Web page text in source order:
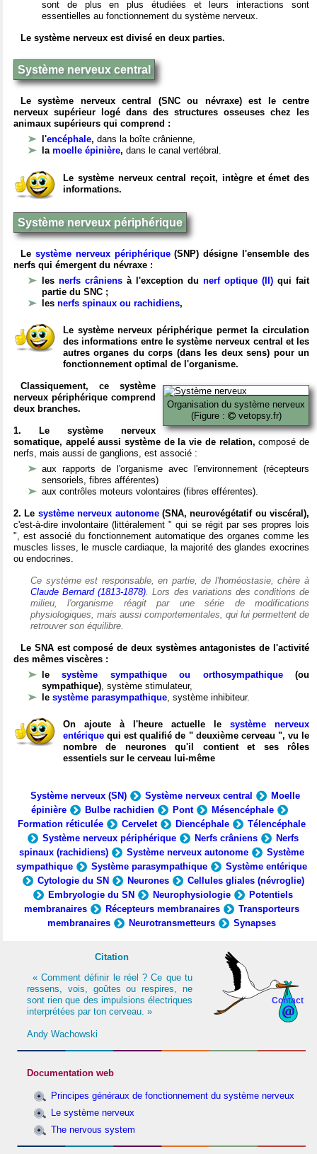
sont de plus en plus étudiées et leurs interactions sont
essentielles au fonctionnement du système nerveux.
Le système nerveux est divisé en deux parties.
Système nerveux central
Le système nerveux central (SNC ou névraxe) est le centre
nerveux supérieur logé dans des structures osseuses chez les
animaux supérieurs qui comprend :
l'encéphale, dans la boîte crânienne,
la moelle épinière, dans le canal vertébral.
Le système nerveux central reçoit, intègre et émet des
informations.
Système nerveux périphérique
Le système nerveux périphérique(SNP) désigne l'ensemble des
nerfs qui émergent du névraxe :
les nerfs crâniens à l'exception du nerf optique (II) qui fait
partie du SNC ;
les nerfs spinaux ou rachidiens,
Le système nerveux périphérique permet la circulation
des informations entre le système nerveux central et les
autres organes du corps (dans les deux sens) pour un
fonctionnement optimal de l'organisme.
Organisation du système nerveux
(Figure :
vetopsy.fr)
Classiquement, ce système
nerveux périphérique comprend
deux branches.
1. Le système nerveux
somatique, appelé aussi système de la vie de relation, composé de
nerfs, mais aussi de ganglions, est associé :
aux rapports de l'organisme avec l'environnement (récepteurs
sensoriels, fibres afférentes)
aux contrôles moteurs volontaires (fibres efférentes).
2. Le système nerveux autonome(SNA, neurovégétatif ou viscéral),
c'est-à-dire involontaire (littéralement " qui se régit par ses propres lois
", est associé du fonctionnement automatique des organes comme les
muscles lisses, le muscle cardiaque, la majorité des glandes exocrines
ou endocrines.
Ce système est responsable, en partie, de l'homéostasie, chère à
Claude Bernard (1813-1878). Lors des variations des conditions de
milieu, l'organisme réagit par une série de modifications
physiologiques, mais aussi comportementales, qui lui permettent de
retrouver son équilibre.
Le SNA est composé de deux systèmes antagonistes de l'activité
des mêmes viscères :
lesystème sympathique ou orthosympathique(ou
sympathique), système stimulateur,
le système parasympathique, système inhibiteur.
On ajoute à l'heure actuelle le système nerveux
entérique qui est qualifié de " deuxième cerveau ", vu le
nombre de neurones qu'il contient et ses rôles
essentiels sur le cerveau lui-même
Système nerveux (SN) Système nerveux central
Moelle
épinière
Bulbe rachidien Pont
Mésencéphale
Formation réticulée
Cervelet Diencéphale
Télencéphale
Système nerveux périphérique
Nerfs crâniens
Nerfs
spinaux (rachidiens)
Système nerveux autonome
Système
sympathique
Système parasympathique
Système entérique
Cytologie du SN
Neurones
Cellules gliales (névroglie)
Embryologie du SN
Neurophysiologie
Potentiels
membranaires
Récepteurs membranaires
Transporteurs
membranaires
Neurotransmetteurs Synapses
Contact
Citation
« Comment définir le réel ? Ce que tu
ressens, vois, goûtes ou respires, ne
sont rien que des impulsions électriques
interprétées par ton cerveau. »
Andy Wachowski
Documentation web
Principes généraux de fonctionnement du système nerveux
Le système nerveux
The nervous system